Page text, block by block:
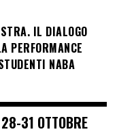
IL DIALOGO
PERFORMANCE
NABA
31 OTTOBRE